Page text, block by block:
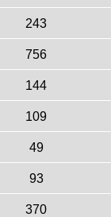
243
756
144
109
49
93
370